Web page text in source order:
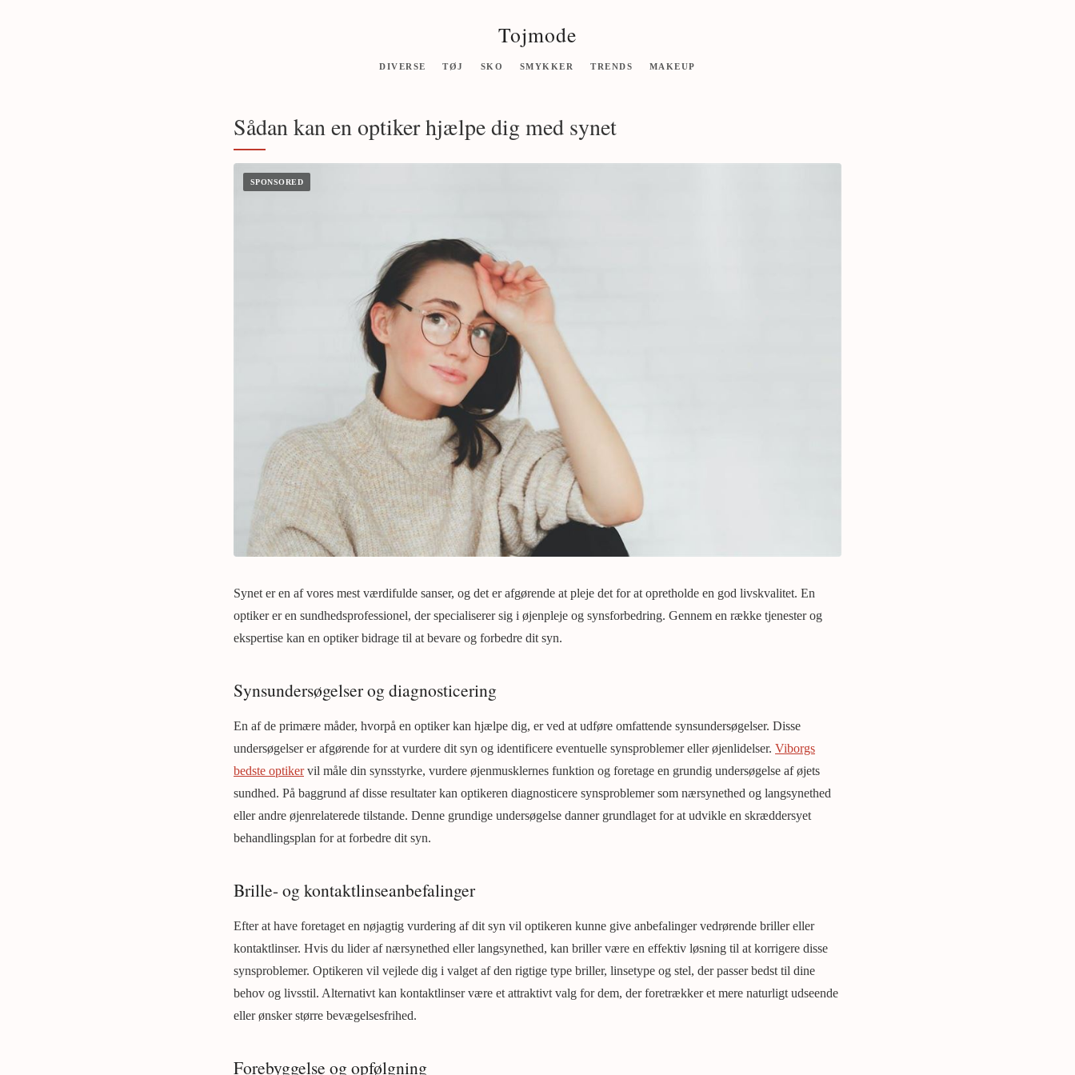
Tojmode
DIVERSE TØJ SKO SMYKKER TRENDS MAKEUP
Sådan kan en optiker hjælpe dig med synet
Synet er en af vores mest værdifulde sanser, og det er afgørende at pleje det for at opretholde en god livskvalitet. En
optiker er en sundhedsprofessionel, der specialiserer sig i øjenpleje og synsforbedring. Gennem en række tjenester og
ekspertise kan en optiker bidrage til at bevare og forbedre dit syn.
Synsundersøgelser og diagnosticering
En af de primære måder, hvorpå en optiker kan hjælpe dig, er ved at udføre omfattende synsundersøgelser. Disse
undersøgelser er afgørende for at vurdere dit syn og identificere eventuelle synsproblemer eller øjenlidelser. Viborgs
bedste optikervil måle din synsstyrke, vurdere øjenmusklernes funktion og foretage en grundig undersøgelse af øjets
sundhed. På baggrund af disse resultater kan optikeren diagnosticere synsproblemer som nærsynethed og langsynethed
eller andre øjenrelaterede tilstande. Denne grundige undersøgelse danner grundlaget for at udvikle en skræddersyet
behandlingsplan for at forbedre dit syn.
Brille- og kontaktlinseanbefalinger
Efter at have foretaget en nøjagtig vurdering af dit syn vil optikeren kunne give anbefalinger vedrørende briller eller
kontaktlinser. Hvis du lider af nærsynethed eller langsynethed, kan briller være en effektiv løsning til at korrigere disse
synsproblemer. Optikeren vil vejlede dig i valget af den rigtige type briller, linsetype og stel, der passer bedst til dine
behov og livsstil. Alternativt kan kontaktlinser være et attraktivt valg for dem, der foretrækker et mere naturligt udseende
eller ønsker større bevægelsesfrihed.
Forebyggelse og opfølgning